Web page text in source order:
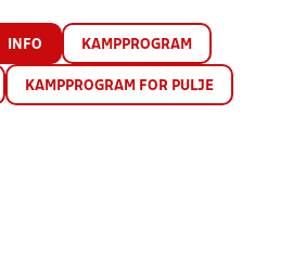
INFO KAMPPROGRAM
KAMPPROGRAM FOR PULJE